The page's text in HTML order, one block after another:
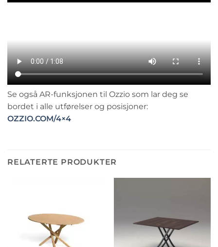
Se også AR-funksjonen til Ozzio som lar deg se
bordet i alle utførelser og posisjoner:
OZZIO.COM/4×4
RELATERTE PRODUKTER